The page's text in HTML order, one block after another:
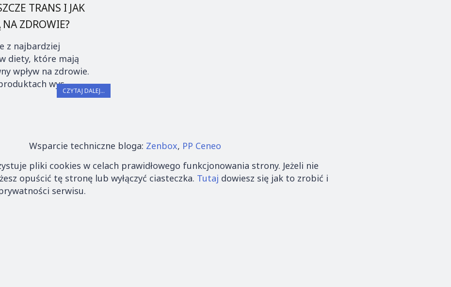
TRANS I JAK
NA ZDROWIE?
z najbardziej
diety, które mają
wpływ na zdrowie.
wys...
CZYTAJ DALEJ...
Wsparcie techniczne bloga: Zenbox, PP Ceneo
pliki cookies w celach prawidłowego funkcjonowania strony. Jeżeli nie
opuścić tę stronę lub wyłączyć ciasteczka. Tutaj dowiesz się jak to zrobić i
serwisu.